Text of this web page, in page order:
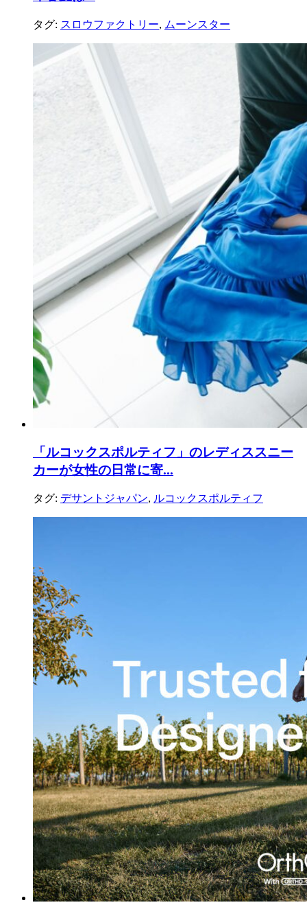
タグ: スロウファクトリー, ムーンスター
「ルコックスポルティフ」のレディススニー
カーが女性の日常に寄...
タグ: デサントジャパン, ルコックスポルティフ